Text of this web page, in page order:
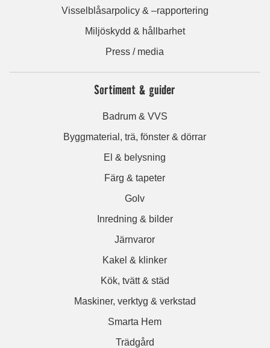
Visselblåsarpolicy & –rapportering
Miljöskydd & hållbarhet
Press / media
Sortiment & guider
Badrum & VVS
Byggmaterial, trä, fönster & dörrar
El & belysning
Färg & tapeter
Golv
Inredning & bilder
Järnvaror
Kakel & klinker
Kök, tvätt & städ
Maskiner, verktyg & verkstad
Smarta Hem
Trädgård